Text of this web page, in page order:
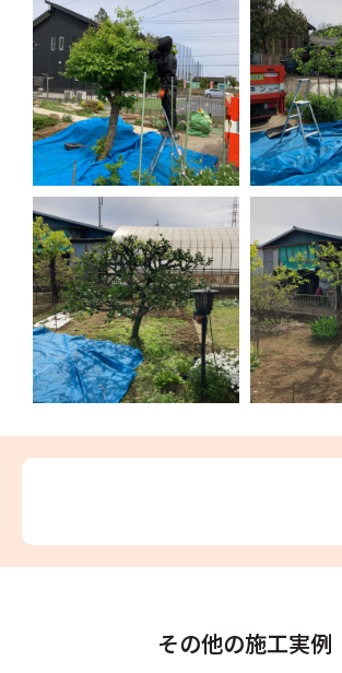
その他の施工実例